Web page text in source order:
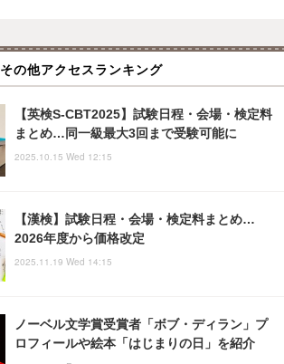
その他アクセスランキング
【英検S-CBT2025】試験日程・会場・検定料
まとめ…同一級最大3回まで受験可能に
2025.10.15 Wed 12:15
【漢検】試験日程・会場・検定料まとめ…
2026年度から価格改定
2025.11.19 Wed 14:15
ノーベル文学賞受賞者「ボブ・ディラン」プ
ロフィールや絵本「はじまりの日」を紹介